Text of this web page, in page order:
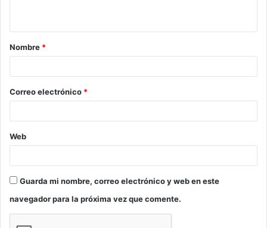
a
r
*
Nombre *
Correo electrónico *
Web
Guarda mi nombre, correo electrónico y web en este
navegador para la próxima vez que comente.